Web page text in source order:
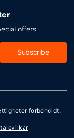
offers!
Subscribe
forbeholdt.